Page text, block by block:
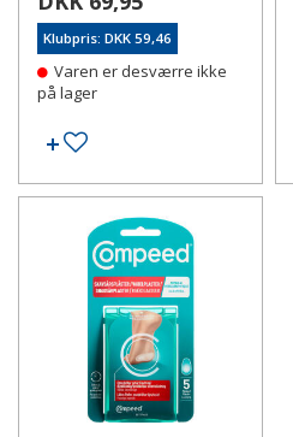
Klubpris: DKK 59,46
Varen er desværre ikke
på lager
Tilføj til ønskeseddel